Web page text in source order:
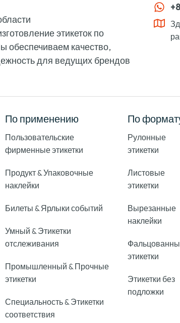
этикеток по
обеспечиваем качество,
для ведущих брендов
По применению
Пользовательские
фирменные этикетки
Продукт & Упаковочные
наклейки
Билеты & Ярлыки событий
Умный & Этикетки
отслеживания
Промышленный & Прочные
этикетки
Специальность & Этикетки
соответствия
По
Рулонные
этикетки
Листовые
этикетки
Вырезанные
наклейки
этикетки
Этикетки без
подложки